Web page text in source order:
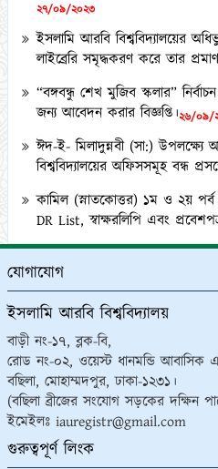
ইসলামি আরবি বিশ্ববিদ্যালয়ের
লাইব্রেরি সমৃদ্ধকরণ করে তার
“বঙ্গবন্ধু শেখ মুজিব স্কলার”
জন্য আবেদন করার বিজ্ঞপ্তি। ২৬/০৯/
ঈদ-ই- মিলাদুন্নবী (সা:) উপলক্ষ্যে
বিশ্ববিদ্যালয়ের অফিসসমূহ বন্ধ
কামিল (স্নাতকোত্তর) ১ম ও ২য় পর্ব
DR List, স্বাক্ষরলিপি এবং
২৪/০৯/২০২৩
শিক্ষার্থীদের ২য় মেধা তালিকা ও
২১/০৯/২০২৩
কামিল মাস্টার্স (১ বছর মেয়াদী)
প্রকাশ ও অলিখিত উত্তরপত্র বিতরণ
কামিল (স্নাতকোত্তর) ১ম ও ২য় পর্ব
উত্তরপত্র বিতরণ প্রসঙ্গে।১২/০৯/
“আখেরি চাহার সোম্বা”
আরবি বিশ্ববিদ্যালয়ের অফিসসমূহ বন্ধ
যোগাযোগ
ইসলামি আরবি বিশ্ববিদ্যালয়
বাড়ী নং-১৭, ব্লক-বি,
রোড নং-০২, ওয়েস্ট ধানমন্ডি আবাসিক
বছিলা, মোহাম্মদপুর, ঢাকা-১২৩১।
(বছিলা ব্রীজের সংযোগ সড়কের দক্ষিন
ইমেইলঃ iauregistr@gmail.com
গুরুত্বপূর্ণ লিংক